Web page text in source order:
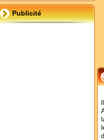
Publicité